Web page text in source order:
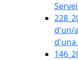
d'un/
d'una